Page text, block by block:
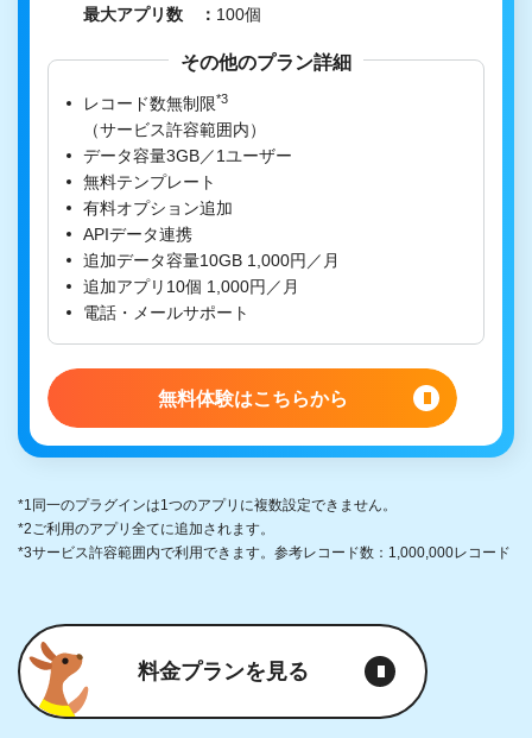
最大アプリ数
100個
その他のプラン詳細
レコード数無制限*3
（サービス許容範囲内）
データ容量3GB／1ユーザー
無料テンプレート
有料オプション追加
APIデータ連携
追加データ容量10GB 1,000円／月
追加アプリ10個 1,000円／月
電話・メールサポート
無料体験はこちらから
*1 同一のプラグインは1つのアプリに複数設定できません。
*2ご利用のアプリ全てに追加されます。
*3サービス許容範囲内で利用できます。参考レコード数：1,000,000レコード
料金プランを見る